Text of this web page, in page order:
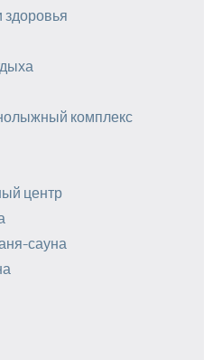
здоровья
комплекс
центр
сауна